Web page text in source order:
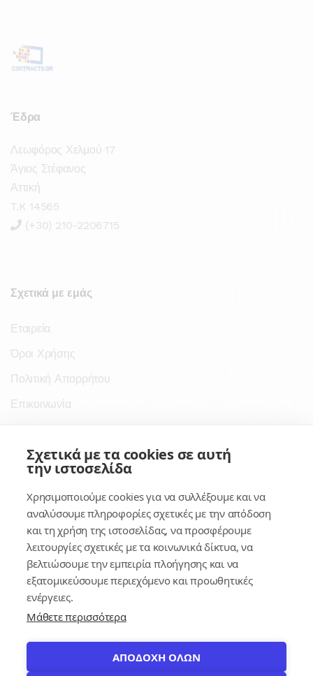
Έδρα
Λεωφόρος Χελμού 17
Άγιος Στέφανος
Αττική
T.K 14565
(+30) 210-2206715
Σχετικά με εμάς
Εταιρεία
Όροι Χρήσης
Πολιτική Απορρήτου
Επικοινωνία
Σύνδεσμοι
Κέντρο Γνώσης
Πλατφόρμα
Εγγραφή
Για δημοσίους υπαλλήλους
Σχετικά με τα cookies σε αυτή
την ιστοσελίδα
Χρησιμοποιούμε cookies για να συλλέξουμε και να
αναλύσουμε πληροφορίες σχετικές με την απόδοση
και τη χρήση της ιστοσελίδας, να προσφέρουμε
λειτουργίες σχετικές με τα κοινωνικά δίκτυα, να
βελτιώσουμε την εμπειρία πλοήγησης και να
εξατομικεύσουμε περιεχόμενο και προωθητικές
ενέργειες.
Μάθετε περισσότερα
ΑΠΟΔΟΧΗ ΟΛΩΝ